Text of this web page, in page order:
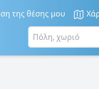
της θέσης μου